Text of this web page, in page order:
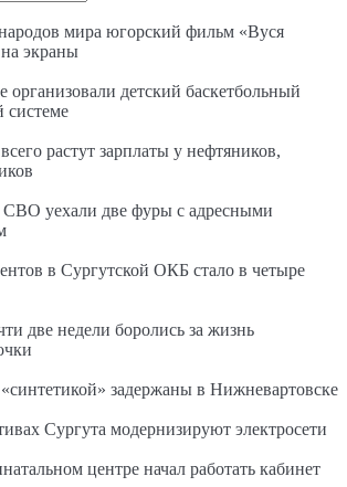
мира югорский фильм «Вуся
экраны
организовали детский баскетбольный
системе
растут зарплаты у нефтяников,
СВО уехали две фуры с адресными
в Сургутской ОКБ стало в четыре
две недели боролись за жизнь
задержаны в Нижневартовске
Сургута модернизируют электросети
центре начал работать кабинет